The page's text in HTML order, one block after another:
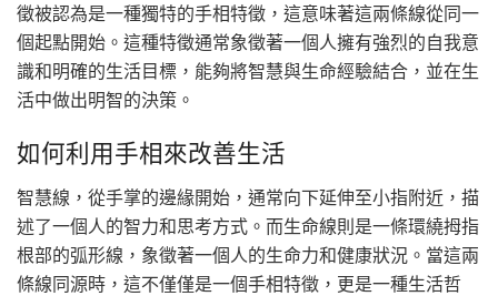
徵被認為是一種獨特的手相特徵，這意味著這兩條線從同一
個起點開始。這種特徵通常象徵著一個人擁有強烈的自我意
識和明確的生活目標，能夠將智慧與生命經驗結合，並在生
活中做出明智的決策。
如何利用手相來改善生活
智慧線，從手掌的邊緣開始，通常向下延伸至小指附近，描
述了一個人的智力和思考方式。而生命線則是一條環繞拇指
根部的弧形線，象徵著一個人的生命力和健康狀況。當這兩
條線同源時，這不僅僅是一個手相特徵，更是一種生活哲